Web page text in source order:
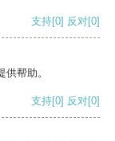
支持[0] 反对[0]
帮助。
支持[0] 反对[0]